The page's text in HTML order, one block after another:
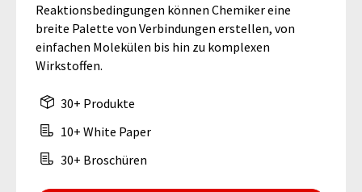
Reaktionsbedingungen können Chemiker eine
breite Palette von Verbindungen erstellen, von
einfachen Molekülen bis hin zu komplexen
Wirkstoffen.
30+ Produkte
10+ White Paper
30+ Broschüren